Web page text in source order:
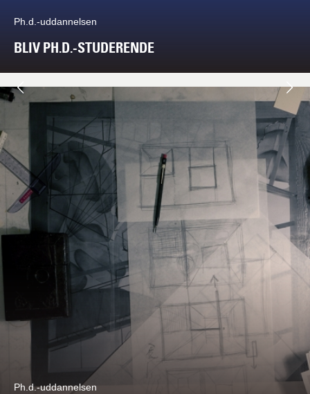
Ph.d.-uddannelsen
BLIV PH.D.-STUDERENDE
Ph.d.-uddannelsen
Næste